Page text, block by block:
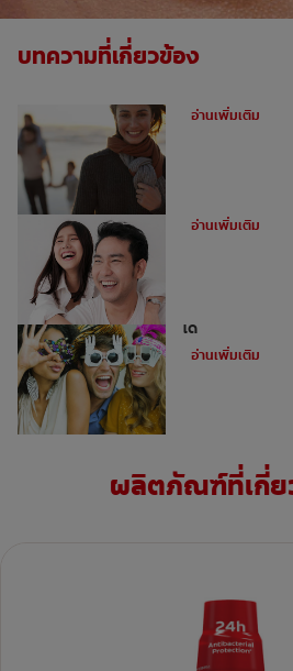
บทความที่เกี่ยวข้อง
อ่านเพิ่มเติม
อ่านเพิ่มเติม
ได้
อ่านเพิ่มเติม
ผลิตภัณฑ์ที่เกี่ย